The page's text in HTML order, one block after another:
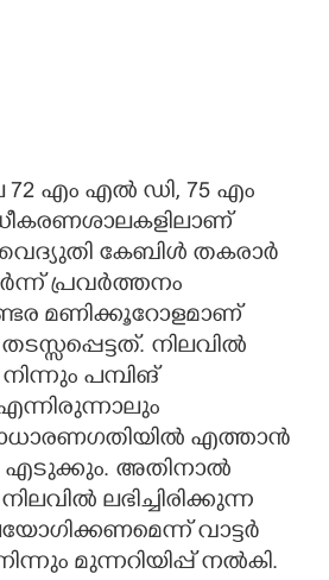
എം എൽ ഡി, 75 എം
കേബിൾ തകരാർ
പ്രവർത്തനം
മണിക്കൂറോളമാണ്
നിലവിൽ
പമ്പിങ്
എത്താൻ
അതിനാൽ
ലഭിച്ചിരിക്കുന്ന
വാട്ടർ
മുന്നറിയിപ്പ് നൽകി.